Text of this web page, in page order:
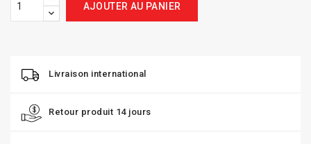
AJOUTER AU PANIER
Livraison international
Retour produit 14 jours